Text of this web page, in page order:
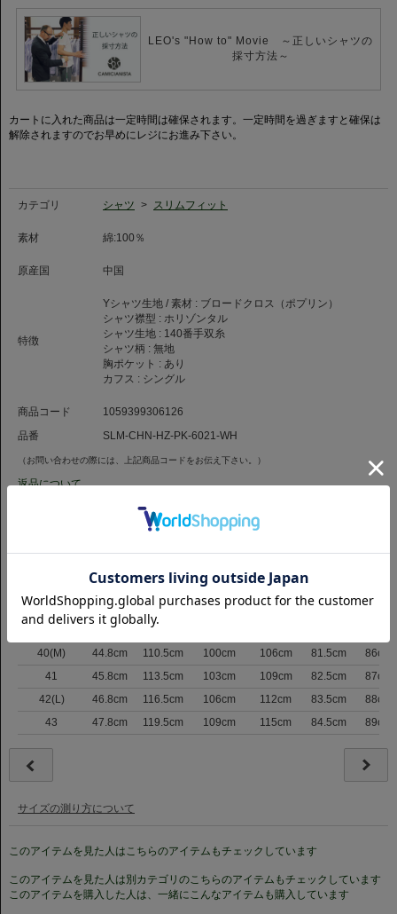
す。
そのしなやかな質感、上品な艶、滑らかな風合いが魅力です。
ホリゾンタルカラーはイタリアで人気カラーの一つ。ネクタイを締めたスタ
イルに加え、クールビズ期間にノータイスタイルで第一ボタンをはずしたス
タイルもおすすめです。
CAMICIANISTAが自信を持ってお届けする一枚です。
是非お試し下さい。
LEO's "How to" Movie ～正しいシャツの
採寸方法～
カートに入れた商品は一定時間は確保されます。一定時間を過ぎますと確保は
解除されますのでお早めにレジにお進み下さい。
カテゴリ シャツ > スリムフィット
素材 綿:100％
原産国 中国
特徴
Yシャツ生地 / 素材 : ブロードクロス（ポプリン）
シャツ襟型 : ホリゾンタル
シャツ生地 : 140番手双糸
シャツ柄 : 無地
胸ポケット : あり
カフス : シングル
商品コード
1059399306126
品番
SLM-CHN-HZ-PK-6021-WH
（お問い合わせの際には、上記商品コードをお伝え下さい。）
返品について
42.8cm 103.5cm 92cm 97cm
38(S)
43.3cm 105.5cm 94.5cm 100cm 80cm
84cm
43.8cm 107.5cm
40(M)
44.8cm 110.5cm 100cm 106cm 81.5cm
86cm
41
45.8cm 113.5cm 103cm 109cm 82.5cm
87cm
42(L)
46.8cm 116.5cm 106cm 112cm 83.5cm
88cm
43
47.8cm 119.5cm 109cm 115cm 84.5cm 89cm
サイズの測り方について
このアイテムを見た人はこちらのアイテムもチェックしています
このアイテムを見た人は別カテゴリのこちらのアイテムもチェックしています
このアイテムを購入した人は、一緒にこんなアイテムも購入しています